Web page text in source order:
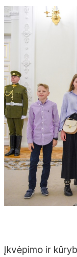
Įkvėpimo ir